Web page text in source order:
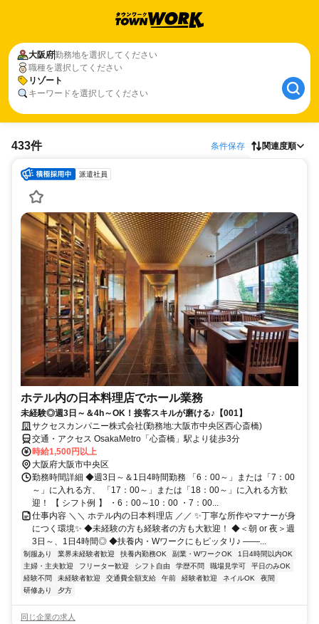
大阪府勤務地を選択してください
職種を選択してください
リゾート
キーワードを選択してください
433件 条件保存 関連度順
派遣社員
ホテル内の日本料理店でホール業務
未経験◎週3日～＆4h～OK！接客スキルが磨ける♪【001】
サクセスカンパニー株式会社(勤務地:大阪市中央区西心斎橋)
交通・アクセス OsakaMetro「心斎橋」駅より徒歩3分
時給1,500円以上
大阪府大阪市中央区
勤務時間詳細 ◆週3日～＆1日4時間勤務 「6：00～」または「7：00
～」に入れる方、 「17：00～」または「18：00～」に入れる方歓
迎！ 【 シフト例 】 ・6：00～10：00 ・7：00...
仕事内容 ＼＼ ホテル内の日本料理店 ／／ ✨丁寧な所作やマナーが身
につく環境✨ ◆未経験の方も経験者の方も大歓迎！ ◆＜朝 or 夜＞週
3日～、1日4時間◎ ◆扶養内・Wワークにもピッタリ♪ ――...
制服あり 業界未経験者歓迎 扶養内勤務OK 副業・WワークOK
1日4時間以内OK
主婦・主夫歓迎
フリーター歓迎 シフト自由 学歴不問 職場見学可
平日のみOK
経験不問
未経験者歓迎 交通費全額支給 午前 経験者歓迎 ネイルOK
夜間
研修あり
夕方
同じ企業の求人